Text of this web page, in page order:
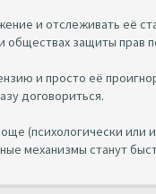
и отслеживать её
защиты прав
и просто её
договориться.
(психологически или
механизмы станут